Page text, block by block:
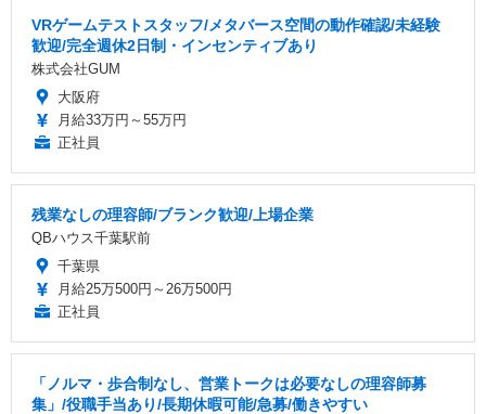
VRゲームテストスタッフ/メタバース空間の動作確認/未経験
歓迎/完全週休2日制・インセンティブあり
株式会社GUM
大阪府
月給33万円～55万円
正社員
残業なしの理容師/ブランク歓迎/上場企業
QBハウス千葉駅前
千葉県
月給25万500円～26万500円
正社員
「ノルマ・歩合制なし、営業トークは必要なしの理容師募
集」/役職手当あり/長期休暇可能/急募/働きやすい